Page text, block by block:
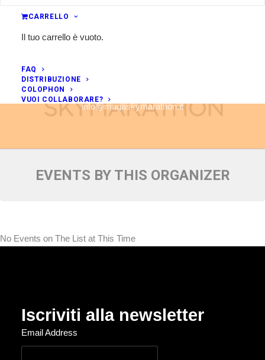
CARRELLO
Il tuo carrello è vuoto.
FAQ
DISTRIBUZIONE
COLOPHON
VUOI COLLABORARE?
ASD MAGA
info@magaskymarathon.it
EVENTS BY THIS ORGANIZER
No Events on The List at This Time
Iscriviti alla newsletter
Email Address